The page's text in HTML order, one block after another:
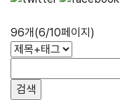
96개(6/10페이지)